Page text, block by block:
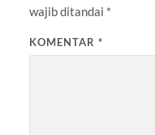
wajib ditandai *
KOMENTAR *